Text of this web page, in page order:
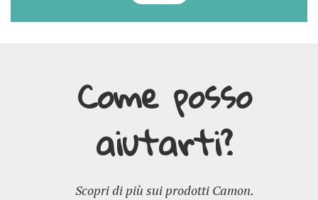
Come posso
aiutarti?
Scopri di più sui prodotti Camon.